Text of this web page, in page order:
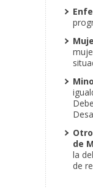
de
la
de